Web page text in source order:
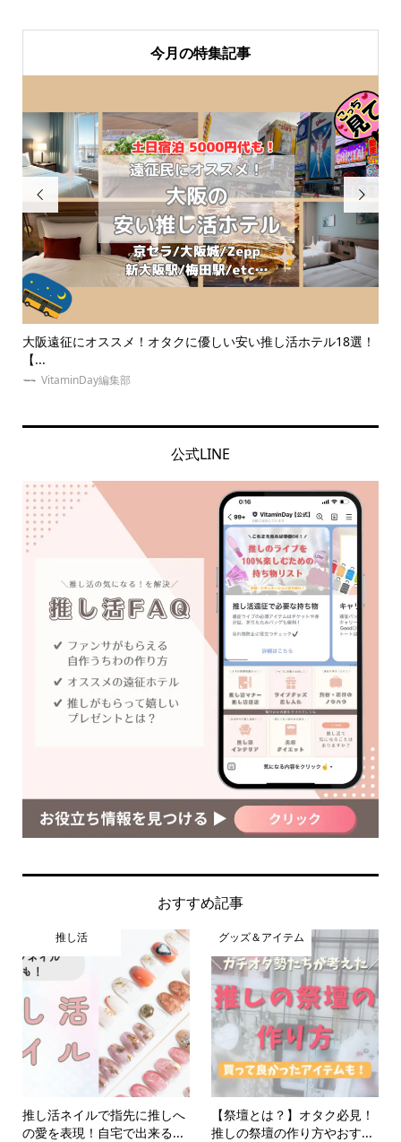
今月の特集記事

！ 【祭壇とは？】オタク必見！推しの祭壇の作り方やおすすめグ
ッズ...
VitaminDay編集部

公式LINE
おすすめ記事
推し活
推し活ネイルで指先に推しへ
の愛を表現！自宅で出来る...
グッズ＆アイテム
【祭壇とは？】オタク必見！
推しの祭壇の作り方やおす...